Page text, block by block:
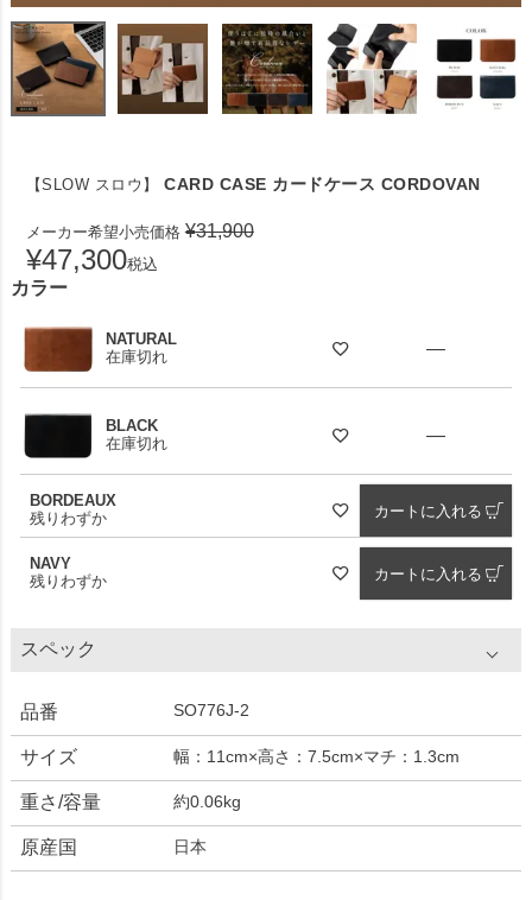
【SLOW スロウ】 CARD CASE カードケース CORDOVAN
メーカー希望小売価格 ¥31,900
¥47,300税込
カラー
NATURAL
在庫切れ
—
BLACK
在庫切れ
—
BORDEAUX
残りわずか
カートに入れる
NAVY
残りわずか
カートに入れる
スペック
品番 SO776J-2
サイズ 幅：11cm×高さ：7.5cm×マチ：1.3cm
重さ/容量 約0.06kg
原産国 日本